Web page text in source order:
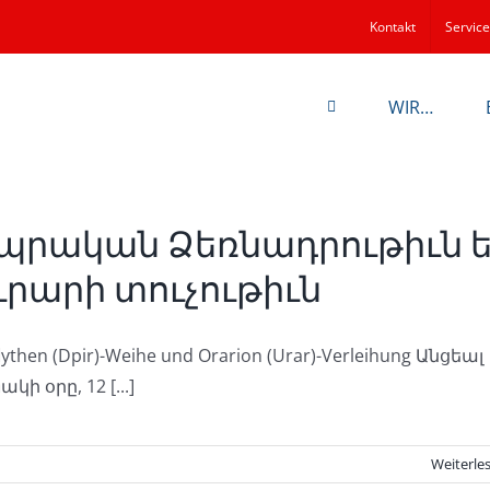
Kontakt Service
WIR…
Ձեռնադրութիւն
տուչութիւն
(Dpir)-Weihe und Orarion (Urar)-Verleihung Անցեալ
օրը, 12 [...]